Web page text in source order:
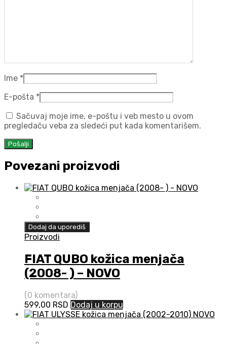
Ime *
E-pošta *
Sačuvaj moje ime, e-poštu i veb mesto u ovom
pregledaču veba za sledeći put kada komentarišem.
Povezani proizvodi
Dodaj da uporediš
Proizvodi
FIAT QUBO kožica menjača
(2008- ) – NOVO
(0 komentara)
599,00 RSD Dodaj u korpu